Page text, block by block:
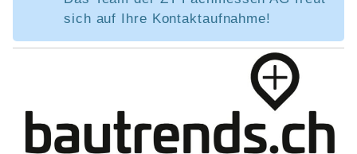
sich auf Ihre Kontaktaufnahme!